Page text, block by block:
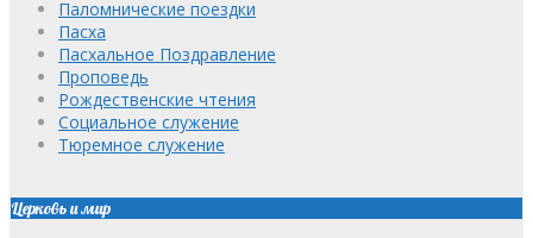
Паломнические поездки
Пасха
Пасхальное Поздравление
Проповедь
Рождественские чтения
Социальное служение
Тюремное служение
Церковь и мир